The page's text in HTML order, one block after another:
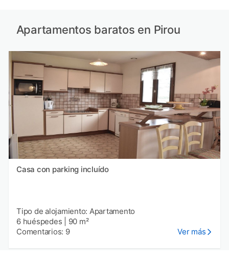
Apartamentos baratos en Pirou
Casa con parking incluído
Tipo de alojamiento: Apartamento
6 huéspedes
90 m²
Comentarios: 9
Ver más